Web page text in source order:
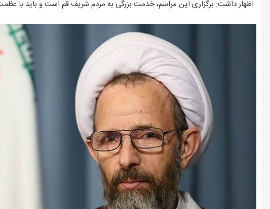
چرا قبض برق برخی مشترکان چند برابر می‌شود؟
اظهار داشت: برگزاری این مراسم، خدمت بزرگی به مردم شریف قم است و باید با